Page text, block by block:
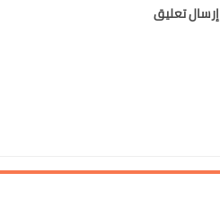
إرسال تعليق